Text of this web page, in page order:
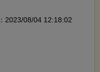
2023/08/04 12:18:02